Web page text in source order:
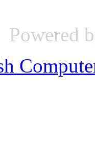
Powered